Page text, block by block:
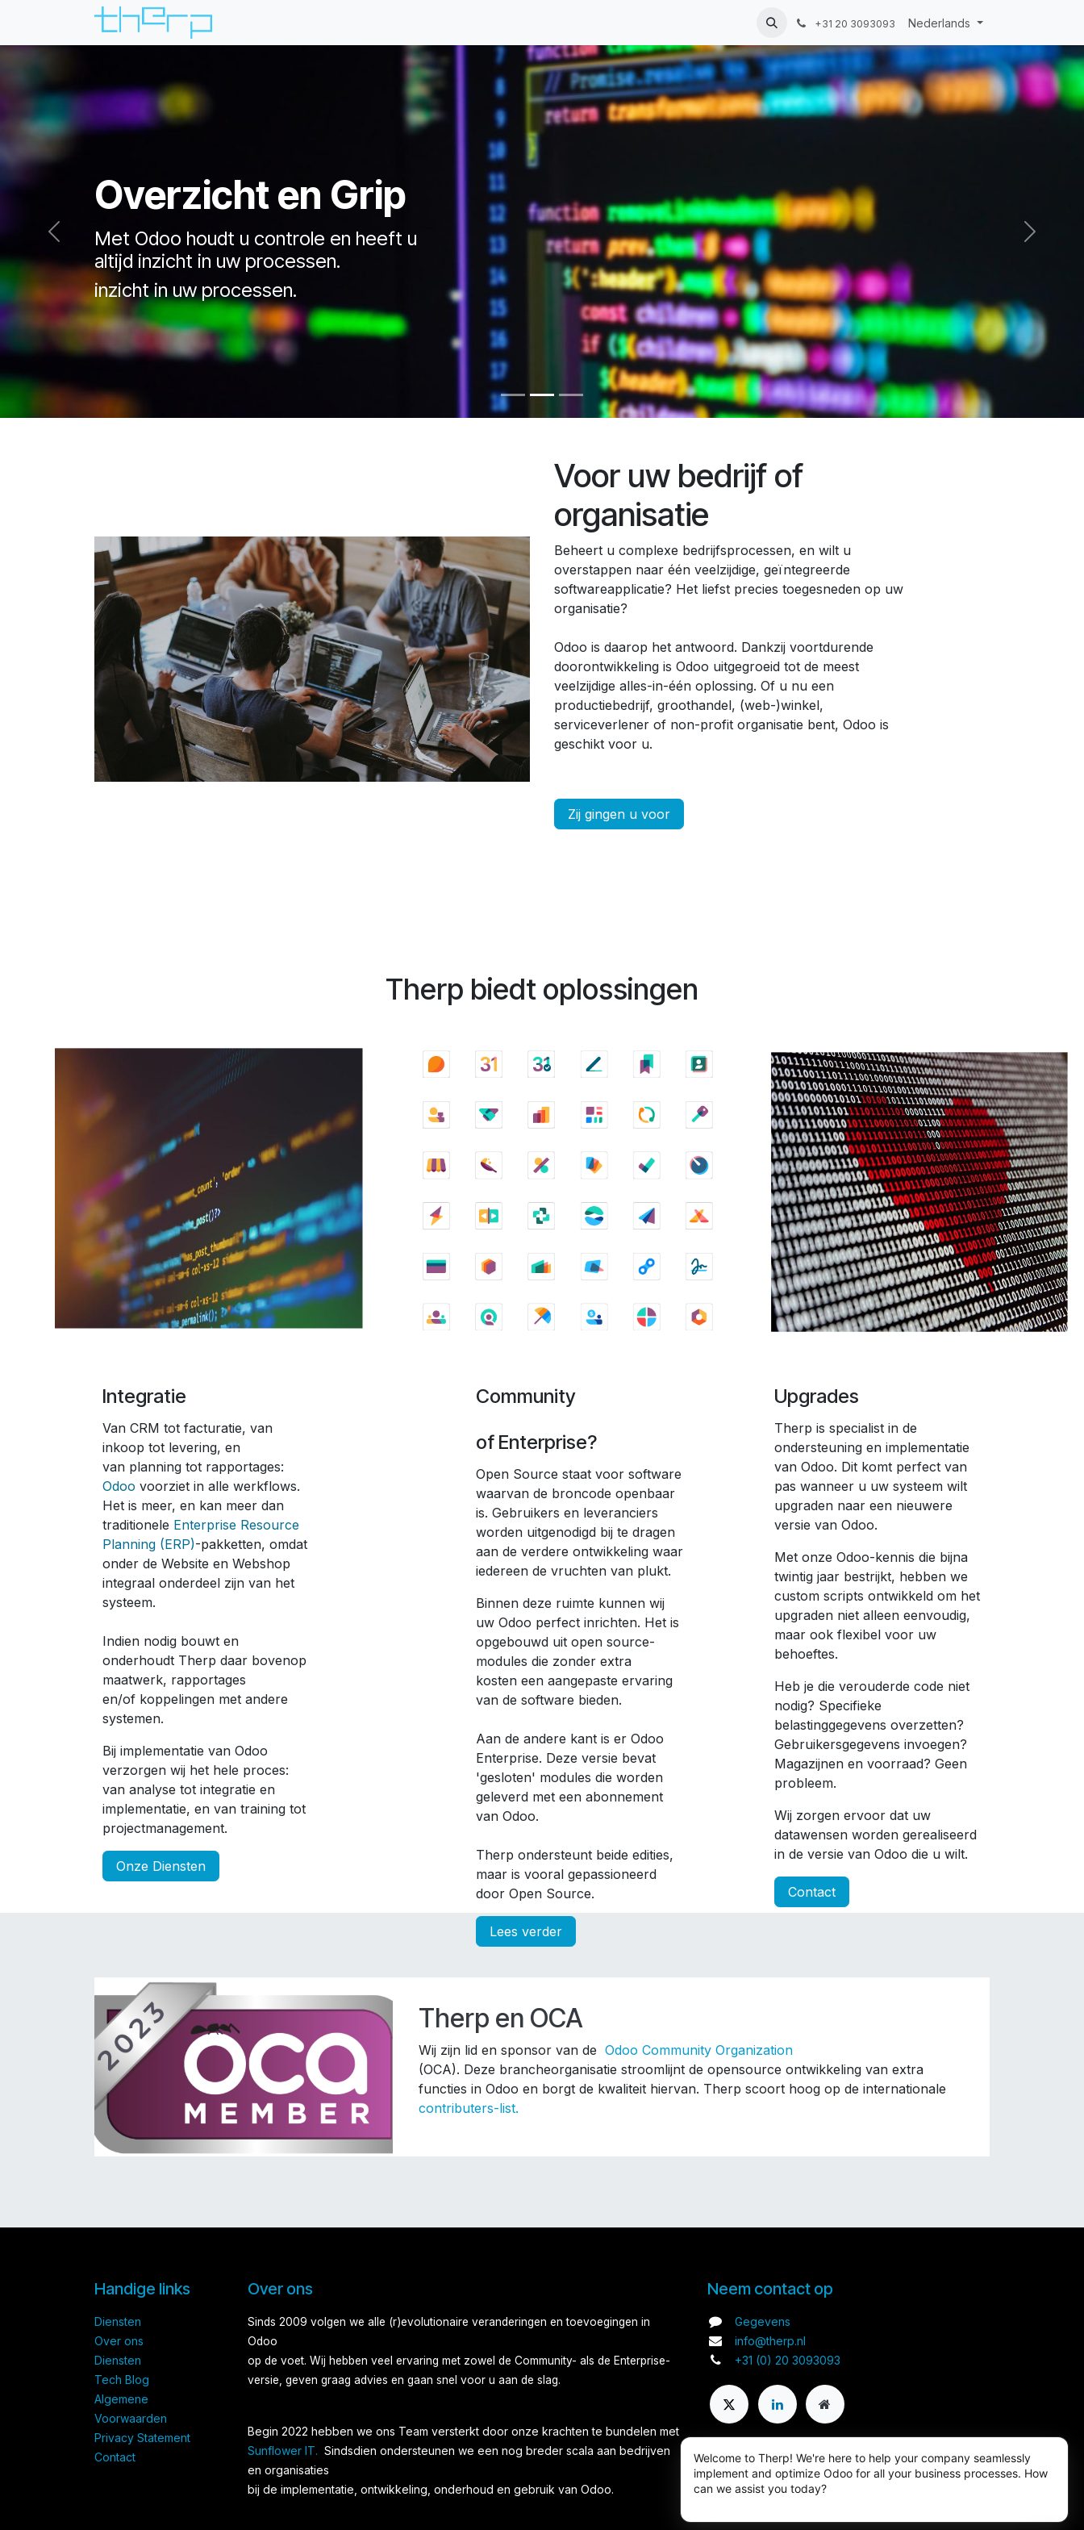
Overslaan naar inhoud
+31 20 3093093 Nederlands
Overzicht en Grip
Met Odoo houdt u controle en heeft u
altijd inzicht in uw processen.
inzicht in uw processen.
Previous Next
Voor uw bedrijf of
organisatie
Beheert u complexe bedrijfsprocessen, en wilt u
overstappen naar één veelzijdige, geïntegreerde
softwareapplicatie? Het liefst precies toegesneden op uw
organisatie?
Odoo is daarop het antwoord. Dankzij voortdurende
doorontwikkeling is Odoo uitgegroeid tot de meest
veelzijdige alles-in-één oplossing. Of u nu een
productiebedrijf, groothandel, (web-)winkel,
serviceverlener of non-profit organisatie bent, Odoo is
geschikt voor u.
Zij gingen u voor
Therp biedt oplossingen
Integratie
Van CRM tot facturatie, van
inkoop tot levering, en
van planning tot rapportages:
Odoo voorziet in alle werkflows.
Het is meer, en kan meer dan
traditionele Enterprise Resource
Planning (ERP)-pakketten, omdat
onder de Website en Webshop
integraal onderdeel zijn van het
systeem.
Indien nodig bouwt en
onderhoudt Therp daar bovenop
maatwerk, rapportages
en/of koppelingen met andere
systemen.
Bij implementatie van Odoo
verzorgen wij het hele proces:
van analyse tot integratie en
implementatie, en van training tot
projectmanagement.
Onze Diensten
Upgrades
Therp is specialist in de
ondersteuning en implementatie
van Odoo. Dit komt perfect van
pas wanneer u uw systeem wilt
upgraden naar een nieuwere
versie van Odoo.
Met onze Odoo-kennis die bijna
twintig jaar bestrijkt, hebben we
custom scripts ontwikkeld om het
upgraden niet alleen eenvoudig,
maar ook flexibel voor uw
behoeftes.
Heb je die verouderde code niet
nodig? Specifieke
belastinggegevens overzetten?
Gebruikersgegevens invoegen?
Magazijnen en voorraad? Geen
probleem.
Wij zorgen ervoor dat uw
datawensen worden gerealiseerd
in de versie van Odoo die u wilt.
Contact
Community
of Enterprise?
Open Source staat voor software
waarvan de broncode openbaar
is. Gebruikers en leveranciers
worden uitgenodigd bij te dragen
aan de verdere ontwikkeling waar
iedereen de vruchten van plukt.
Binnen deze ruimte kunnen wij
uw Odoo perfect inrichten. Het is
opgebouwd uit open source-
modules die zonder extra
kosten een aangepaste ervaring
van de software bieden.
Aan de andere kant is er Odoo
Enterprise. Deze versie bevat
'gesloten' modules die worden
geleverd met een abonnement
van Odoo.
Therp ondersteunt beide edities,
maar is vooral gepassioneerd
door Open Source.
Lees verder
Therp en OCA
Wij zijn lid en sponsor van de Odoo Community Organization
​(OCA). Deze brancheorganisatie stroomlijnt de opensource ontwikkeling van extra
functies ​in Odoo en borgt de kwaliteit hiervan. Therp scoort hoog op de internationale
contributers-list.
Handige links
Diensten
Over ons​
Diensten​
Tech Blog
Algemene
Voorwaarden
Privacy Statement
Contact
Over ons
Sinds 2009 volgen we alle (r)evolutionaire veranderingen en toevoegingen in
Odoo
op de voet. Wij hebben veel ervaring met zowel de Community- als de Enterprise-
versie, geven graag advies en gaan snel voor u aan de slag.​
Begin 2022 hebben we ons Team versterkt door onze krachten te bundelen met
Sunflower IT. Sindsdien ondersteunen we een nog breder scala aan bedrijven
en organisaties
bij de implementatie, ontwikkeling, onderhoud en gebruik van Odoo.
Neem contact op
Gegevens
info@therp.nl
+31 (0) 20 3093093
Welcome to Therp! We're here to help your company seamlessly
implement and optimize Odoo for all your business processes. How
can we assist you today?